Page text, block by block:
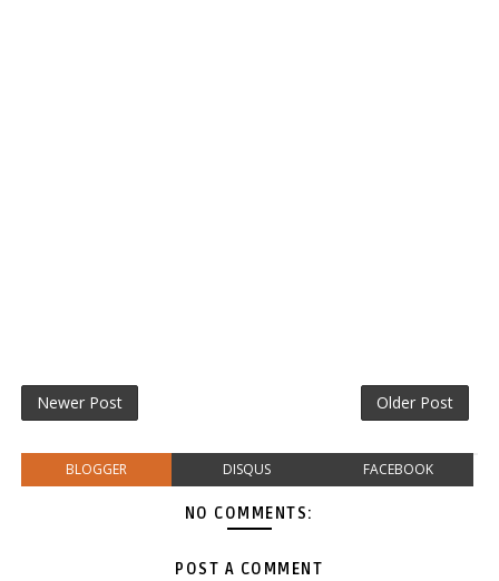
Newer Post Older Post
BLOGGER DISQUS FACEBOOK
NO COMMENTS:
POST A COMMENT